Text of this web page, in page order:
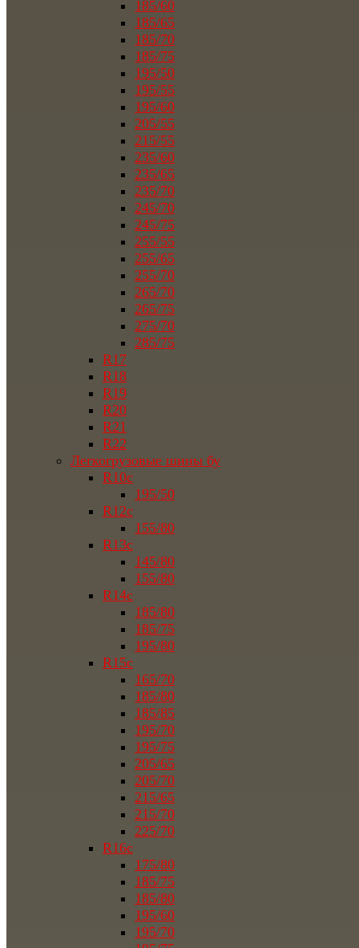
185/60
185/65
185/70
185/75
195/50
195/55
195/60
205/55
215/55
235/60
235/65
235/70
245/70
245/75
255/55
255/65
255/70
265/70
265/75
275/70
285/75
R17
R18
R19
R20
R21
R22
Легкогрузовые шины бу
R10c
195/50
R12c
155/80
R13c
145/80
155/80
R14c
185/80
185/75
195/80
R15c
165/70
185/80
185/85
195/70
195/75
205/65
205/70
215/65
215/70
225/70
R16c
175/80
185/75
185/80
195/60
195/70